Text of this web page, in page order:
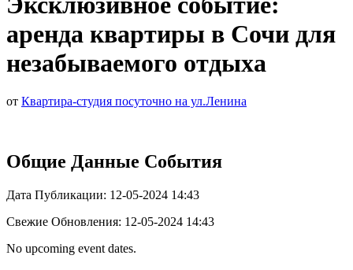
аренда квартиры в Сочи для
незабываемого отдыха
от Квартира-студия посуточно на ул.Ленина
Общие Данные События
Дата Публикации: 12-05-2024 14:43
Свежие Обновления: 12-05-2024 14:43
No upcoming event dates.